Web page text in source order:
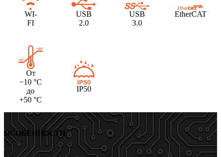
WI-
FI
USB
2.0
USB
3.0
EtherCAT
От
−10 °C
до
+50 °C
IP50
ОСОБЕННОСТИ